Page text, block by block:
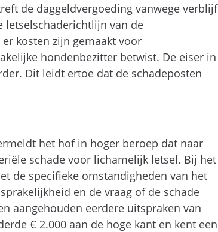
de daggeldvergoeding vanwege verblijf
letselschaderichtlijn van de
kosten zijn gemaakt voor
hondenbezitter betwist. De eiser in
Dit leidt ertoe dat de schadeposten
het hof in hoger beroep dat naar
schade voor lichamelijk letsel. Bij het
de specifieke omstandigheden van het
en de vraag of de schade
aangehouden eerdere uitspraken van
€ 2.000 aan de hoge kant en kent een